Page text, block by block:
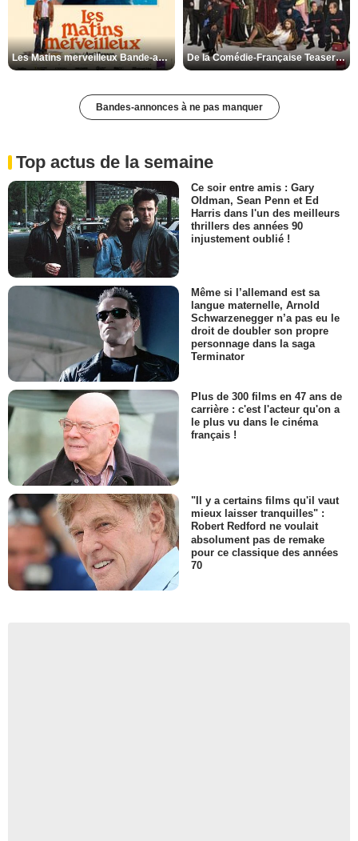
Les Matins merveilleux Bande-annonce VF De la Comédie-Française Teaser VF
Bandes-annonces à ne pas manquer
Top actus de la semaine
Ce soir entre amis : Gary
Oldman, Sean Penn et Ed
Harris dans l'un des meilleurs
thrillers des années 90
injustement oublié !
Même si l’allemand est sa
langue maternelle, Arnold
Schwarzenegger n’a pas eu le
droit de doubler son propre
personnage dans la saga
Terminator
Plus de 300 films en 47 ans de
carrière : c'est l'acteur qu'on a
le plus vu dans le cinéma
français !
"Il y a certains films qu'il vaut
mieux laisser tranquilles" :
Robert Redford ne voulait
absolument pas de remake
pour ce classique des années
70